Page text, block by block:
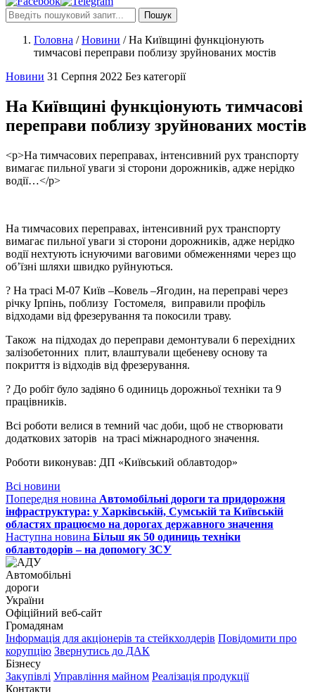
Пошук
Головна /Новини /На Київщині функціонують
тимчасові переправи поблизу зруйнованих мостів
Новини 31 Серпня 2022 Без категорії
На Київщині функціонують тимчасові
переправи поблизу зруйнованих мостів
<p>На тимчасових переправах, інтенсивний рух транспорту
вимагає пильної уваги зі сторони дорожників, адже нерідко
водії…</p>
На тимчасових переправах, інтенсивний рух транспорту
вимагає пильної уваги зі сторони дорожників, адже нерідко
водії нехтують існуючими ваговими обмеженнями через що
об’їзні шляхи швидко руйнуються.
? На трасі М-07 Київ –Ковель –Ягодин, на переправі через
річку Ірпінь, поблизу Гостомеля, виправили профіль
відходами від фрезерування та покосили траву.
Також на підходах до переправи демонтували 6 перехідних
залізобетонних плит, влаштували щебеневу основу та
покриття із відходів від фрезерування.
? До робіт було задіяно 6 одиниць дорожньої техніки та 9
працівників.
Всі роботи велися в темний час доби, щоб не створювати
додаткових заторів на трасі міжнародного значення.
Роботи виконував: ДП «Київський облавтодор»
Всі новини
Попередня новина Автомобільні дороги та придорожня
інфраструктура: у Харківській, Сумській та Київській
областях працюємо на дорогах державного значення
Наступна новина Більш як 50 одиниць техніки
облавтодорів – на допомогу ЗСУ
Автомобільні
дороги
України
Офіційний веб‑сайт
Громадянам
Інформація для акціонерів та стейкхолдерів Повідомити про
корупцію Звернутись до ДАК
Бізнесу
Закупівлі Управління майном Реалізація продукції
Контакти